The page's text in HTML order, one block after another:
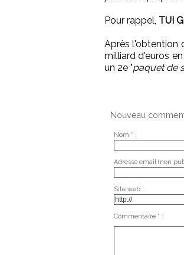
Pour rappel, TUI
Après l'obtention
milliard d'euros
un 2e "paquet de
Nouveau
Nom * :
Adresse email (non
Site web :
Commentaire * :